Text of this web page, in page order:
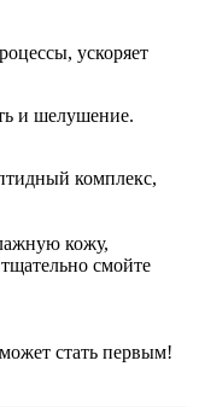
ускоряет
и шелушение.
комплекс,
кожу,
смойте
стать первым!